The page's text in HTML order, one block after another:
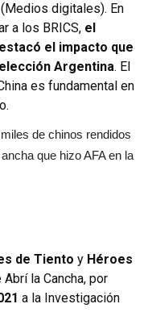
digitales). En
a los BRICS, el
el impacto que
Argentina. El
es fundamental en
de chinos rendidos
que hizo AFA en la
de Tiento y Héroes
la Cancha, por
a la Investigación